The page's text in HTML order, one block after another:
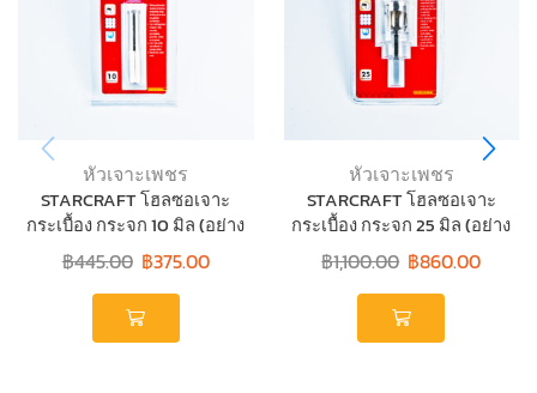
หัวเจาะเพชร
STARCRAFT โฮลซอเจาะ
กระเบื้อง กระจก 10 มิล (อย่าง
ดี)
฿445.00 ฿375.00
หัวเจาะเพชร
STARCRAFT โฮลซอเจาะ
กระเบื้อง กระจก 25 มิล (อย่าง
ดี)
฿1,100.00 ฿860.00